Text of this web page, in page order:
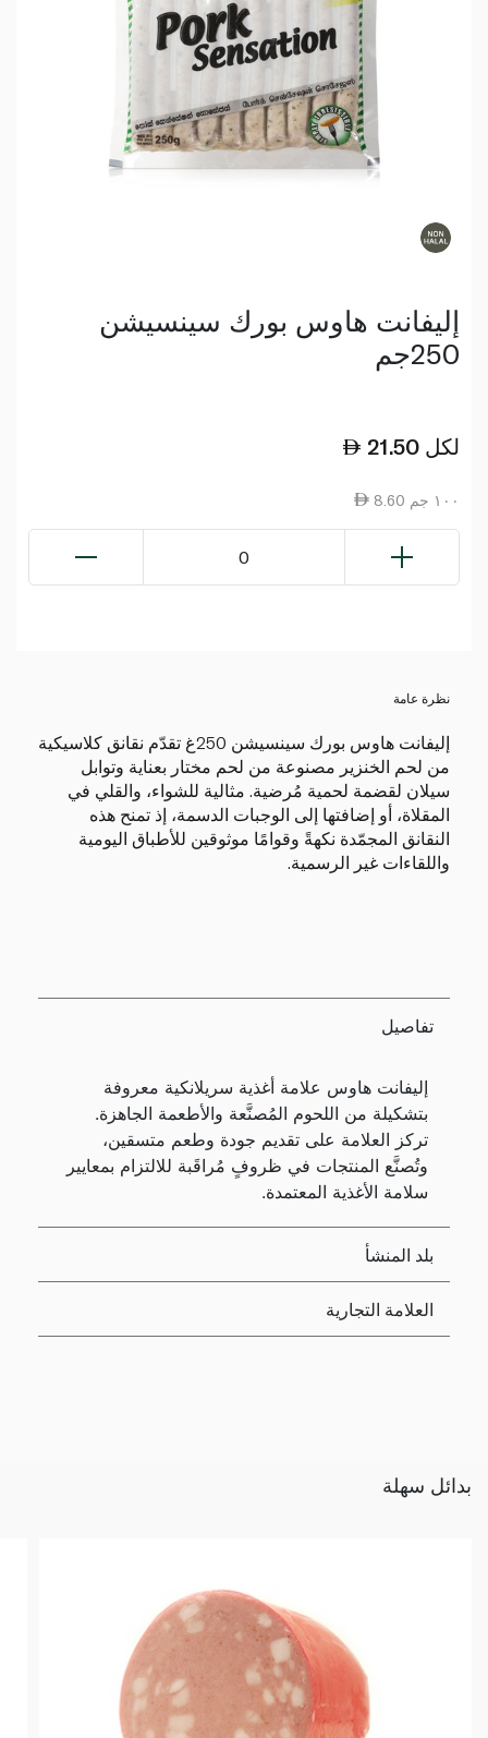
إليفانت هاوس بورك سينسيشن
250جم
21.50 لكل
8.60 ١٠٠ جم
0
نظرة عامة
إليفانت هاوس بورك سينسيشن 250غ تقدّم نقانق كلاسيكية
من لحم الخنزير مصنوعة من لحم مختار بعناية وتوابل
سيلان لقضمة لحمية مُرضية. مثالية للشواء، والقلي في
المقلاة، أو إضافتها إلى الوجبات الدسمة، إذ تمنح هذه
النقانق المجمّدة نكهةً وقوامًا موثوقين للأطباق اليومية
واللقاءات غير الرسمية.
تفاصيل
إليفانت هاوس علامة أغذية سريلانكية معروفة
بتشكيلة من اللحوم المُصنَّعة والأطعمة الجاهزة.
تركز العلامة على تقديم جودة وطعم متسقين،
وتُصنَّع المنتجات في ظروفٍ مُراقَبة للالتزام بمعايير
سلامة الأغذية المعتمدة.
بلد المنشأ
العلامة التجارية
بدائل سهلة